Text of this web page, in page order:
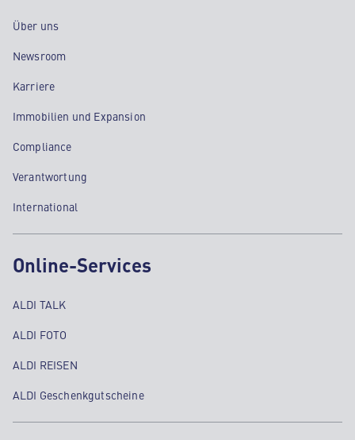
Über uns
Newsroom
Karriere
Immobilien und Expansion
Compliance
Verantwortung
International
Online-Services
ALDI TALK
ALDI FOTO
ALDI REISEN
ALDI Geschenkgutscheine